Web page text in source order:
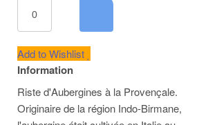
Add to Wishlist
Information
Riste d'Aubergines à la Provençale.
Originaire de la région Indo-Birmane,